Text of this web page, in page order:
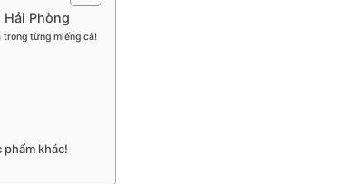
Phòng
trong từng miếng cá!
khác!